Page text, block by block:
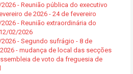
2026 - Reunião pública do executivo
de 2026 - 24 de fevereiro
- Reunião extraordinária do
02/2026
2026 - Segundo sufrágio - 8 de
- mudança de local das secções
de voto da freguesia de